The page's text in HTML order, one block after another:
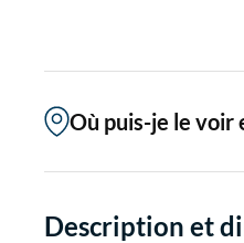
Où puis-je le voir
Description et